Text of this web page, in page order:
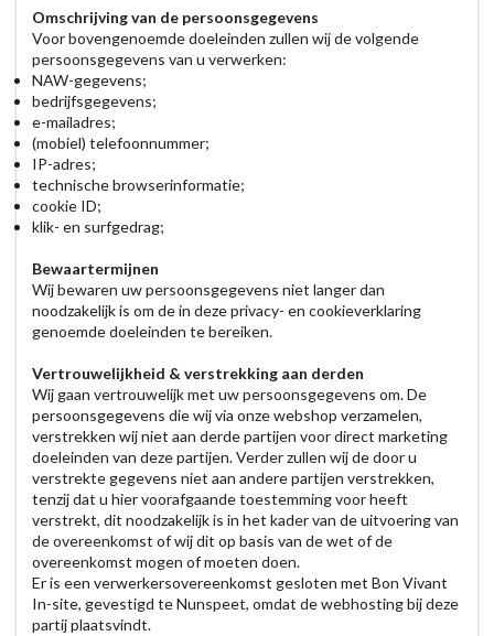
Omschrijving van de persoonsgegevens
Voor bovengenoemde doeleinden zullen wij de volgende
persoonsgegevens van u verwerken:
NAW-gegevens;
bedrijfsgegevens;
e-mailadres;
(mobiel) telefoonnummer;
IP-adres;
technische browserinformatie;
cookie ID;
klik- en surfgedrag;
Bewaartermijnen
Wij bewaren uw persoonsgegevens niet langer dan
noodzakelijk is om de in deze privacy- en cookieverklaring
genoemde doeleinden te bereiken.
Vertrouwelijkheid & verstrekking aan derden
Wij gaan vertrouwelijk met uw persoonsgegevens om. De
persoonsgegevens die wij via onze webshop verzamelen,
verstrekken wij niet aan derde partijen voor direct marketing
doeleinden van deze partijen. Verder zullen wij de door u
verstrekte gegevens niet aan andere partijen verstrekken,
tenzij dat u hier voorafgaande toestemming voor heeft
verstrekt, dit noodzakelijk is in het kader van de uitvoering van
de overeenkomst of wij dit op basis van de wet of de
overeenkomst mogen of moeten doen.
Er is een verwerkersovereenkomst gesloten met Bon Vivant
In-site, gevestigd te Nunspeet, omdat de webhosting bij deze
partij plaatsvindt.